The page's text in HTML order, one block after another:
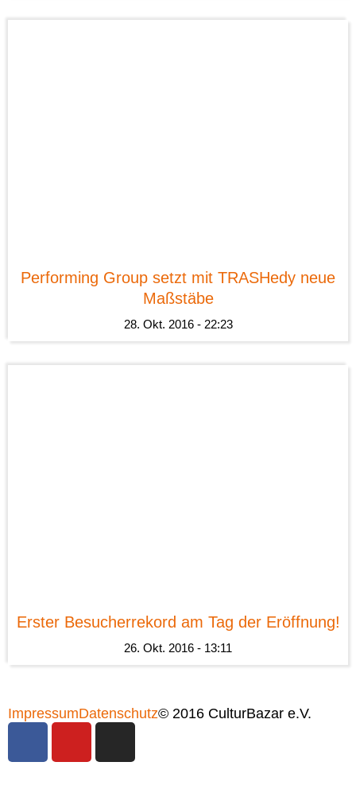
Performing Group setzt mit TRASHedy neue
Maßstäbe
28. Okt. 2016 - 22:23
Erster Besucherrekord am Tag der Eröffnung!
26. Okt. 2016 - 13:11
ImpressumDatenschutz© 2016 CulturBazar e.V.